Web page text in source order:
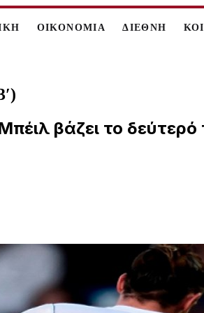
ΟΙΚΟΝΟΜΙΑ ΔΙΕΘΝΗ
βάζει το